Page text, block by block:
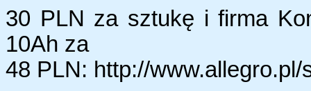
30 PLN za sztukę i firma
10Ah za
48 PLN: http://